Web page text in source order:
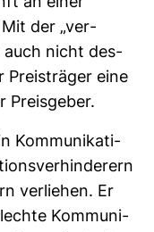
der „ver­
auch nicht des­
Preis­träger eine
Preis­geber.
Kom­mu­ni­ka­ti­
ver­liehen. Er
Kom­mu­ni­